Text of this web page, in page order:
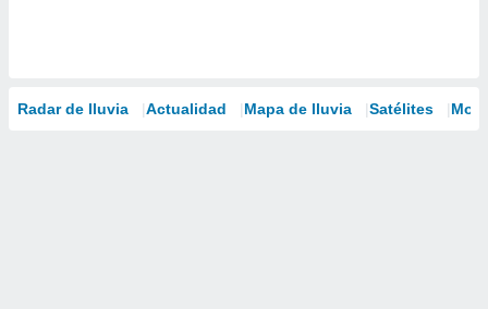
Radar de lluvia Actualidad Mapa de lluvia Satélites